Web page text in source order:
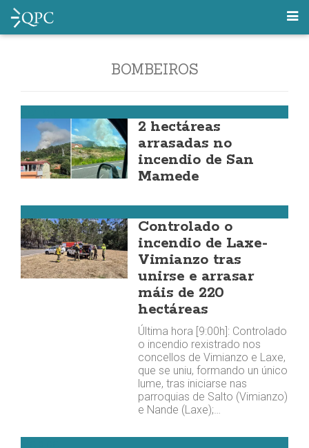
BOMBEIROS
2 hectáreas
arrasadas no
incendio de San
Mamede
Controlado o
incendio de Laxe-
Vimianzo tras
unirse e arrasar
máis de 220
hectáreas
Última hora [9:00h]: Controlado
o incendio rexistrado nos
concellos de Vimianzo e Laxe,
que se uniu, formando un único
lume, tras iniciarse nas
parroquias de Salto (Vimianzo)
e Nande (Laxe);…